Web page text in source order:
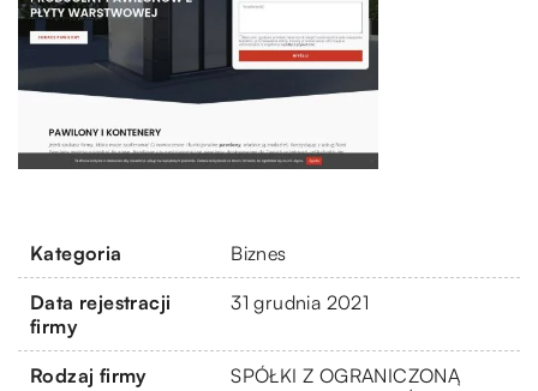
Kategoria Biznes
Data rejestracji
firmy
31 grudnia 2021
Rodzaj firmy
SPÓŁKI Z OGRANICZONĄ